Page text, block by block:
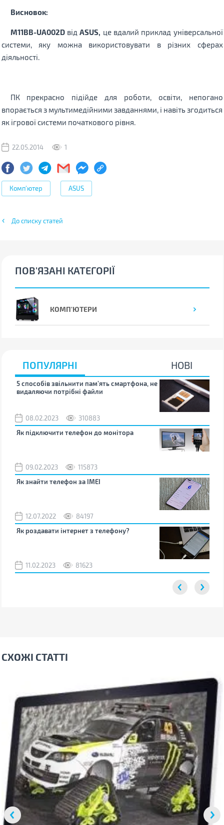
Висновок:
M11BB-UA002DвідASUS, це вдалий приклад універсальної
системи, яку можна використовувати в різних сферах
діяльності.
ПК прекрасно підійде для роботи, освіти, непогано
впорається з мультимедійними завданнями, і навіть згодиться
як ігрової системи початкового рівня.
22.05.2014 1
Комп'ютер ASUS
До списку статей
ПОВ'ЯЗАНІ КАТЕГОРІЇ
КОМП'ЮТЕРИ
ПОПУЛЯРНІ НОВІ
5 способів звільнити пам’ять смартфона, не
видаляючи потрібні файли
08.02.2023
310883
Як підключити телефон до монітора
09.02.2023
115873
Як знайти телефон за IMEI
12.07.2022
84197
Як роздавати інтернет з телефону?
11.02.2023 81623
СХОЖІ СТАТТІ